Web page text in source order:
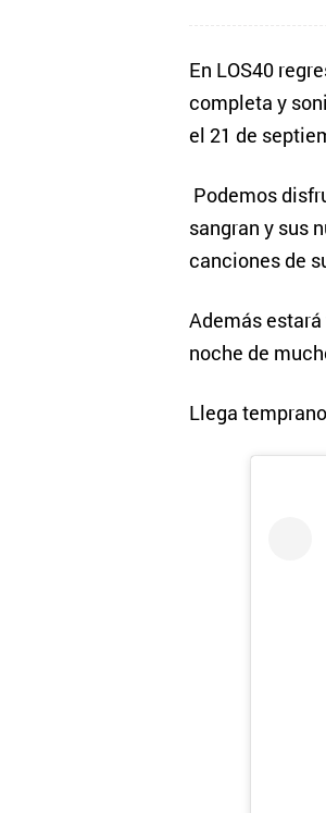
En LOS40
completa y
el 21 de
Podemos
sangran y sus
canciones de
Además
noche de
Llega